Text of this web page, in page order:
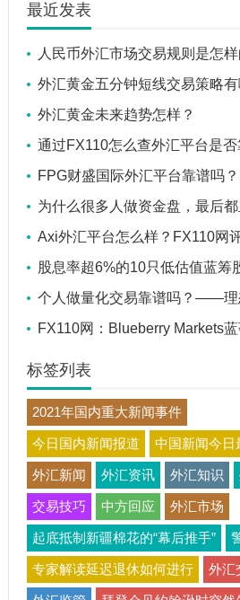
最近发表
人民币外汇市场交易规则是怎样
外汇黄金五分钟短线交易策略有
外汇黄金未来趋势怎样？
通过FX110怎么查外汇平台是否
FPG财盛国际外汇平台靠谱吗
案例揭示的“盈利即封号”困局
为什么很多人做资金盘，最后都
Axi外汇平台怎么样？FX110网
金拖延、滑点爆仓，投资者集体
股息率超6%的10只低估值蓝筹
期配置吗？
个人做量化交易靠谱吗？——理
理性审视
FX110网：Blueberry Markets
客诉
标签列表
2021年国内重大新闻事件
今日国内新闻报道 中国新闻今日
外汇新闻 外汇资讯 外汇知识
交易技巧 中方回应 外汇市场
起底抵制新疆棉花的“幕后推手”
专家解读延迟退休如何进行 外汇